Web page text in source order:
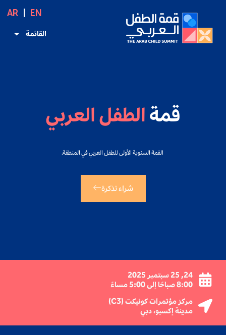
القائمة
EN
AR
قمة الطفل العربي
القمة السنوية الأولى للطفل العربي في المنطقة.
شراء تذكرة
24, 25 سبتمبر 2025
8:00 صباحًا إلى 5:00 مساءً
مركز مؤتمرات كونيكت (C3)
مدينة إكسبو، دبي